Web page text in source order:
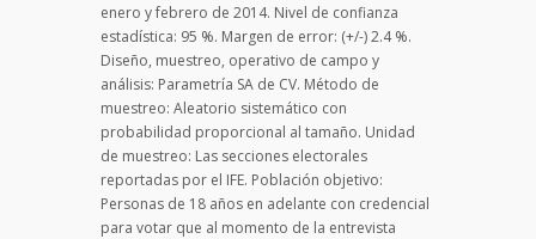
enero y febrero de 2014. Nivel de confianza
estadística: 95 %. Margen de error: (+/-) 2.4 %.
Diseño, muestreo, operativo de campo y
análisis: Parametría SA de CV. Método de
muestreo: Aleatorio sistemático con
probabilidad proporcional al tamaño. Unidad
de muestreo: Las secciones electorales
reportadas por el IFE. Población objetivo:
Personas de 18 años en adelante con credencial
para votar que al momento de la entrevista